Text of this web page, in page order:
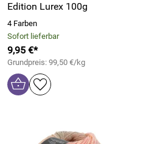
Edition Lurex 100g
4 Farben
Sofort lieferbar
9,95 €*
Grundpreis: 99,50 €/kg